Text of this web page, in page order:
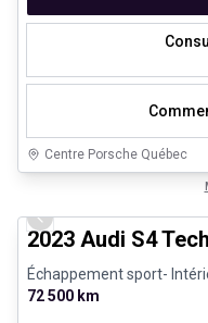
Centre Porsche Québec
Véhicules d'occasion
Previous slide
2023 Audi S4
Échappement sport-
72 500 km